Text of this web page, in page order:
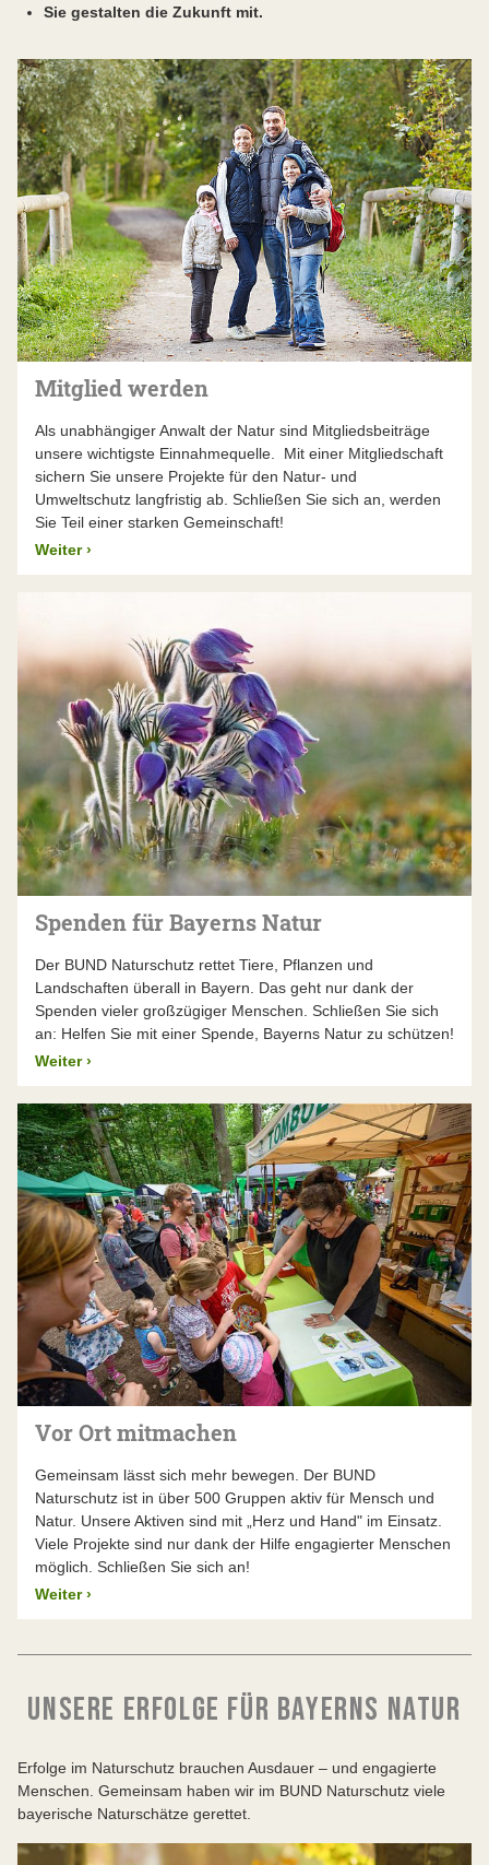
Sie gestalten die Zukunft mit.
Mitglied werden
Als unabhängiger Anwalt der Natur sind Mitgliedsbeiträge
unsere wichtigste Einnahmequelle. Mit einer Mitgliedschaft
sichern Sie unsere Projekte für den Natur- und
Umweltschutz langfristig ab. Schließen Sie sich an, werden
Sie Teil einer starken Gemeinschaft!
Weiter ›
Spenden für Bayerns Natur
Der BUND Naturschutz rettet Tiere, Pflanzen und
Landschaften überall in Bayern. Das geht nur dank der
Spenden vieler großzügiger Menschen. Schließen Sie sich
an: Helfen Sie mit einer Spende, Bayerns Natur zu schützen!
Weiter ›
Vor Ort mitmachen
Gemeinsam lässt sich mehr bewegen. Der BUND
Naturschutz ist in über 500 Gruppen aktiv für Mensch und
Natur. Unsere Aktiven sind mit „Herz und Hand" im Einsatz.
Viele Projekte sind nur dank der Hilfe engagierter Menschen
möglich. Schließen Sie sich an!
Weiter ›
UNSERE ERFOLGE FÜR BAYERNS NATUR
Erfolge im Naturschutz brauchen Ausdauer – und engagierte
Menschen. Gemeinsam haben wir im BUND Naturschutz viele
bayerische Naturschätze gerettet.